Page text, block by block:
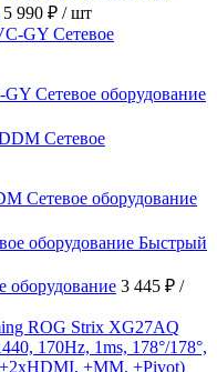
5 990 ₽ / шт
Сетевое оборудование
Сетевое оборудование
Быстрый
оборудование 3 445 ₽ /